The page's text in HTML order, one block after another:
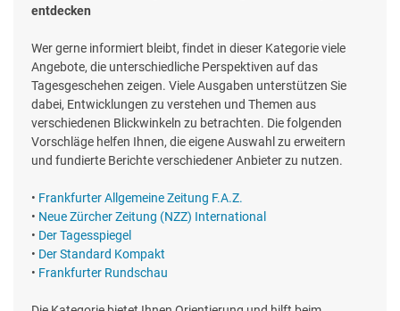
entdecken
Wer gerne informiert bleibt, findet in dieser Kategorie viele
Angebote, die unterschiedliche Perspektiven auf das
Tagesgeschehen zeigen. Viele Ausgaben unterstützen Sie
dabei, Entwicklungen zu verstehen und Themen aus
verschiedenen Blickwinkeln zu betrachten. Die folgenden
Vorschläge helfen Ihnen, die eigene Auswahl zu erweitern
und fundierte Berichte verschiedener Anbieter zu nutzen.
• Frankfurter Allgemeine Zeitung F.A.Z.
• Neue Zürcher Zeitung (NZZ) International
• Der Tagesspiegel
• Der Standard Kompakt
• Frankfurter Rundschau